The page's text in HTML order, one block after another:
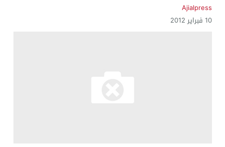
Ajialpress
10 فبراير 2012